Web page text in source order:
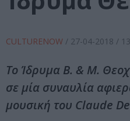
CULTURENOW / 27-04-2018 /
Το Ίδρυμα Β. & Μ.
σε μία συναυλία
μουσική του Claude